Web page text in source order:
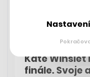
Satirický
Kate
finále. Svoje
Nastavení